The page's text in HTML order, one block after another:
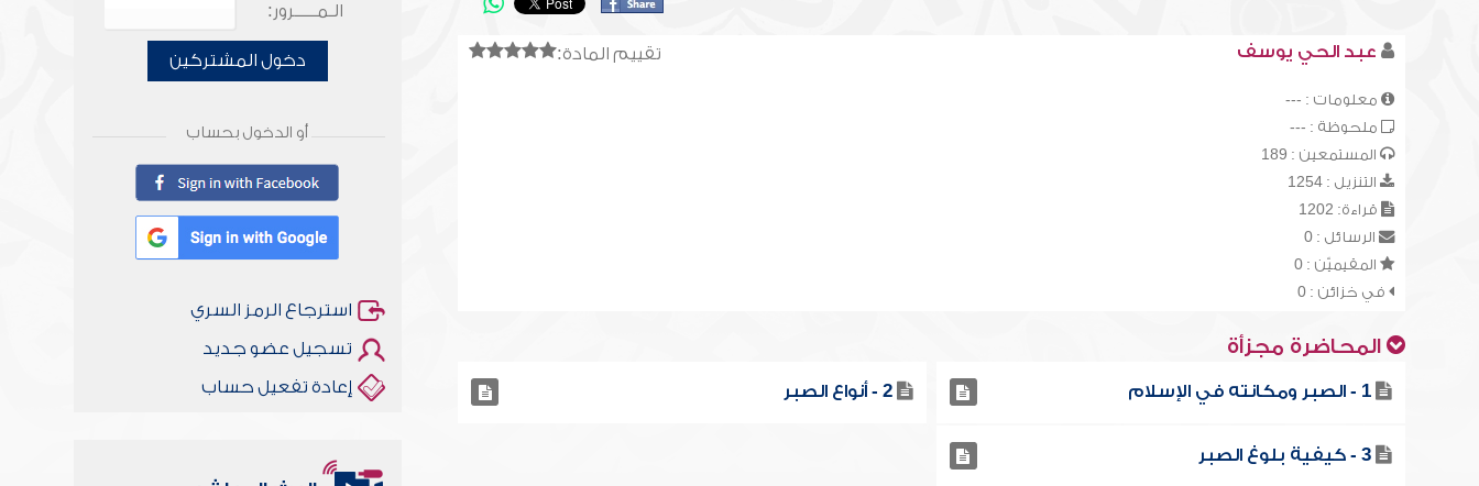
تقييم المادة: عبد الحي يوسف
معلومات : ---
ملحوظة : ---
المستمعين : 189
التنزيل : 1254
قراءة: 1202
الرسائل : 0
المقيميّن : 0
في خزائن : 0
المحاضرة مجزأة
1 - الصبر ومكانته في الإسلام 2 - أنواع الصبر
3 - كيفية بلوغ الصبر
الـمـــــرور:
دخول المشتركين
أو الدخول بحساب
استرجاع الرمز السري
تسجيل عضو جديد
إعادة تفعيل حساب